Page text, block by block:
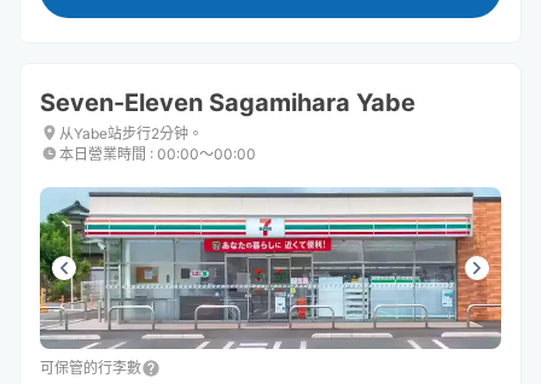
Seven-Eleven Sagamihara Yabe
从Yabe站步行2分钟。
本日營業時間 : 00:00〜00:00
可保管的行李數